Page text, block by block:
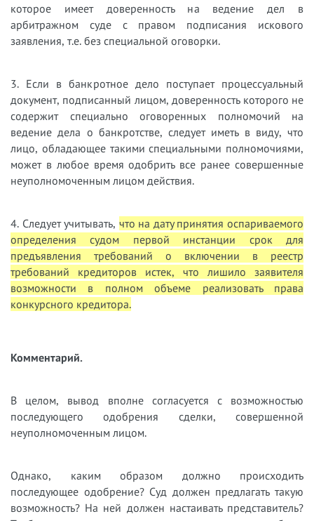
которое имеет доверенность на ведение дел в
арбитражном суде с правом подписания искового
заявления, т.е. без специальной оговорки.
3. Если в банкротное дело поступает процессуальный
документ, подписанный лицом, доверенность которого не
содержит специально оговоренных полномочий на
ведение дела о банкротстве, следует иметь в виду, что
лицо, обладающее такими специальными полномочиями,
может в любое время одобрить все ранее совершенные
неуполномоченным лицом действия.
4. Следует учитывать, что на дату принятия оспариваемого
определения судом первой инстанции срок для
предъявления требований о включении в реестр
требований кредиторов истек, что лишило заявителя
возможности в полном объеме реализовать права
конкурсного кредитора.
Комментарий.
В целом, вывод вполне согласуется с возможностью
последующего одобрения сделки, совершенной
неуполномоченным лицом.
Однако, каким образом должно происходить
последующее одобрение? Суд должен предлагать такую
возможность? На ней должен настаивать представитель?